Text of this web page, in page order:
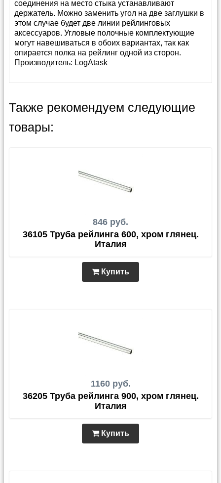
соединения на место стыка устанавливают
держатель. Можно заменить угол на две заглушки в
этом случае будет две линии рейлинговых
аксессуаров. Угловые полочные комплектующие
могут навешиваться в обоих вариантах, так как
опирается полка на рейлинг одной из сторон.
Производитель: LogAtask
Также рекомендуем следующие
товары:
846 руб.
36105 Труба рейлинга 600, хром глянец.
Италия
Купить
1160 руб.
36205 Труба рейлинга 900, хром глянец.
Италия
Купить